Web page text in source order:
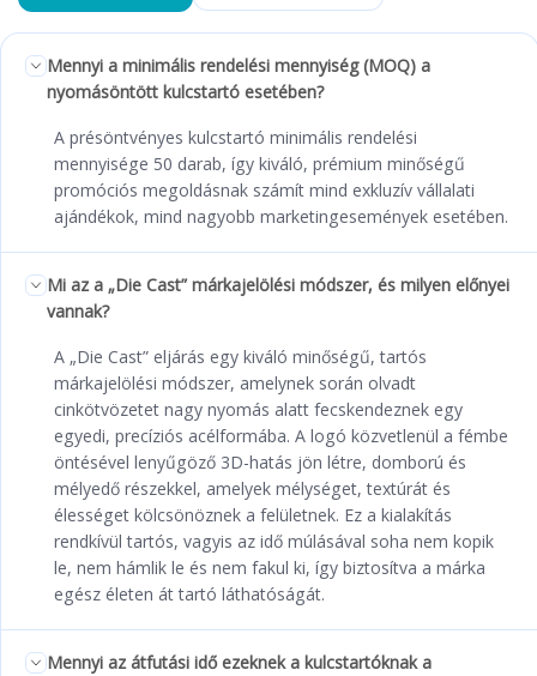
Mennyi a minimális rendelési mennyiség (MOQ) a
nyomásöntött kulcstartó esetében?
A présöntvényes kulcstartó minimális rendelési
mennyisége 50 darab, így kiváló, prémium minőségű
promóciós megoldásnak számít mind exkluzív vállalati
ajándékok, mind nagyobb marketingesemények esetében.
Mi az a „Die Cast” márkajelölési módszer, és milyen előnyei
vannak?
A „Die Cast” eljárás egy kiváló minőségű, tartós
márkajelölési módszer, amelynek során olvadt
cinkötvözetet nagy nyomás alatt fecskendeznek egy
egyedi, precíziós acélformába. A logó közvetlenül a fémbe
öntésével lenyűgöző 3D-hatás jön létre, domború és
mélyedő részekkel, amelyek mélységet, textúrát és
élességet kölcsönöznek a felületnek. Ez a kialakítás
rendkívül tartós, vagyis az idő múlásával soha nem kopik
le, nem hámlik le és nem fakul ki, így biztosítva a márka
egész életen át tartó láthatóságát.
Mennyi az átfutási idő ezeknek a kulcstartóknak a